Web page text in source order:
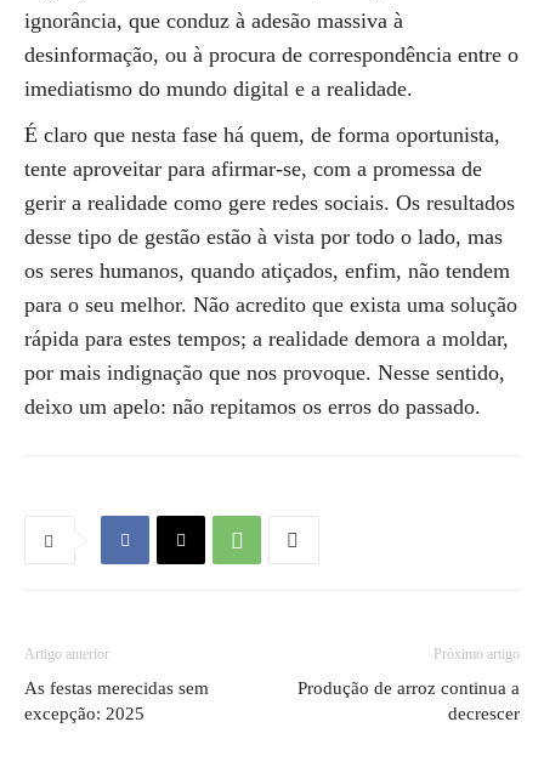
ignorância, que conduz à adesão massiva à
desinformação, ou à procura de correspondência entre o
imediatismo do mundo digital e a realidade.
É claro que nesta fase há quem, de forma oportunista,
tente aproveitar para afirmar-se, com a promessa de
gerir a realidade como gere redes sociais. Os resultados
desse tipo de gestão estão à vista por todo o lado, mas
os seres humanos, quando atiçados, enfim, não tendem
para o seu melhor. Não acredito que exista uma solução
rápida para estes tempos; a realidade demora a moldar,
por mais indignação que nos provoque. Nesse sentido,
deixo um apelo: não repitamos os erros do passado.
Artigo anterior
As festas merecidas sem
excepção: 2025
Próximo artigo
Produção de arroz continua a
decrescer